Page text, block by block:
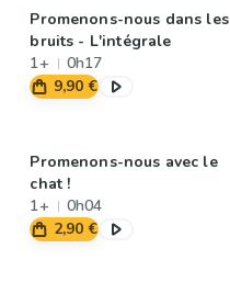
Promenons-nous dans les
bruits - L'intégrale
1+
0h17
9,90 €
Promenons-nous avec le
chat !
1+
0h04
2,90 €